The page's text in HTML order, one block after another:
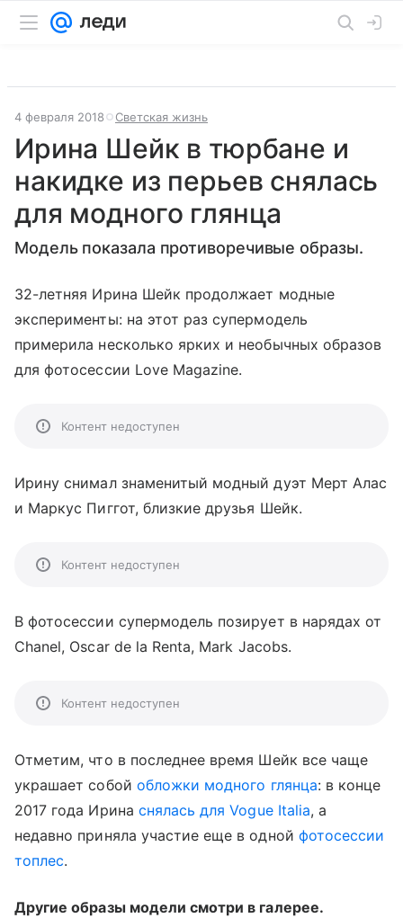
4 февраля 2018 Светская жизнь
Ирина Шейк в тюрбане и
накидке из перьев снялась
для модного глянца
Модель показала противоречивые образы.
32-летняя Ирина Шейк продолжает модные
эксперименты: на этот раз супермодель
примерила несколько ярких и необычных образов
для фотосессии Love Magazine.
Контент недоступен
Ирину снимал знаменитый модный дуэт Мерт Алас
и Маркус Пиггот, близкие друзья Шейк.
Контент недоступен
В фотосессии супермодель позирует в нарядах от
Chanel, Oscar de la Renta, Mark Jacobs.
Контент недоступен
Отметим, что в последнее время Шейк все чаще
украшает собой обложки модного глянца: в конце
2017 года Ирина снялась для Vogue Italia, а
недавно приняла участие еще в одной фотосессии
топлес.
Другие образы модели смотри в галерее.